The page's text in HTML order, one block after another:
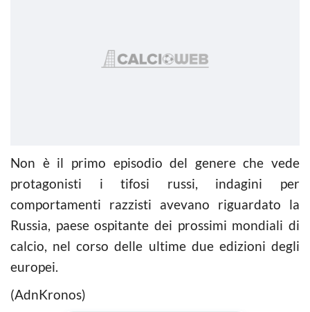
Non è il primo episodio del genere che vede
protagonisti i tifosi russi, indagini per
comportamenti razzisti avevano riguardato la
Russia, paese ospitante dei prossimi mondiali di
calcio, nel corso delle ultime due edizioni degli
europei.
(AdnKronos)